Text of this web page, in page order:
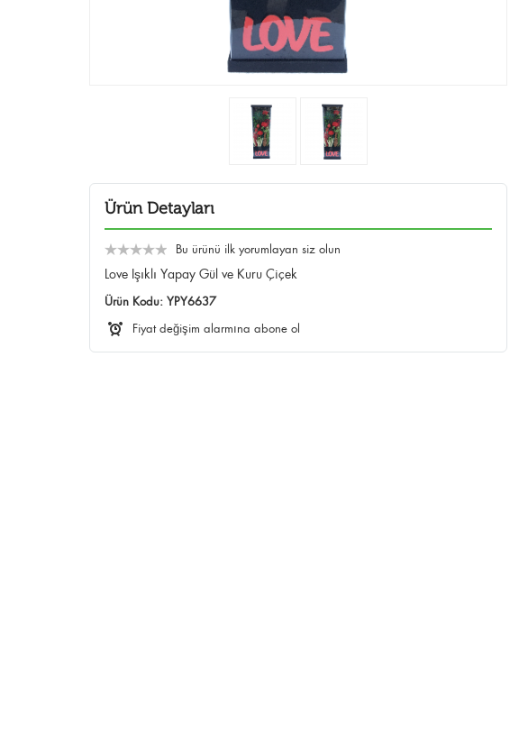
Ürün Detayları
Bu ürünü ilk yorumlayan siz olun
Love Işıklı Yapay Gül ve Kuru Çiçek
Ürün Kodu:YPY6637
Fiyat değişim alarmına abone ol